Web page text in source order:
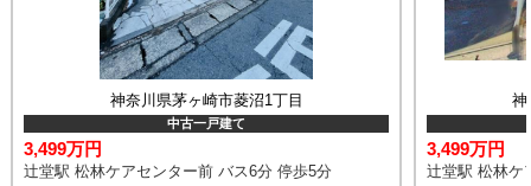
神奈川県茅ヶ崎市菱沼1丁目
中古一戸建て
3,499万円
辻堂駅 松林ケアセンター前 バス6分 停歩5分
神
3,499万円
辻堂駅 松林ケ